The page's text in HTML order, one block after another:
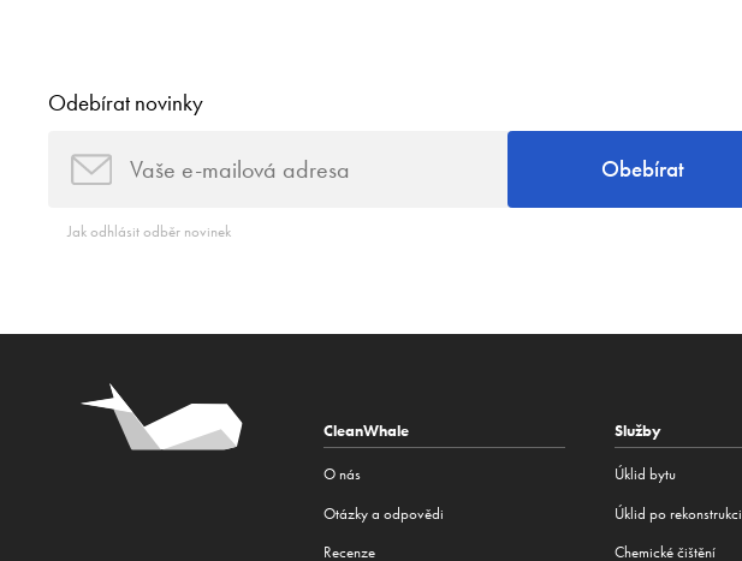
Odebírat novinky
Obebírat
Jak odhlásit odběr novinek
CleanWhale
O nás
Otázky a odpovědi
Recenze
Služby
Úklid bytu
Úklid po rekonstrukci
Сhemické čištění